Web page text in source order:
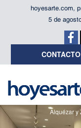
hoyesarte.com,
5 de
CONTACTO
Alquézar y